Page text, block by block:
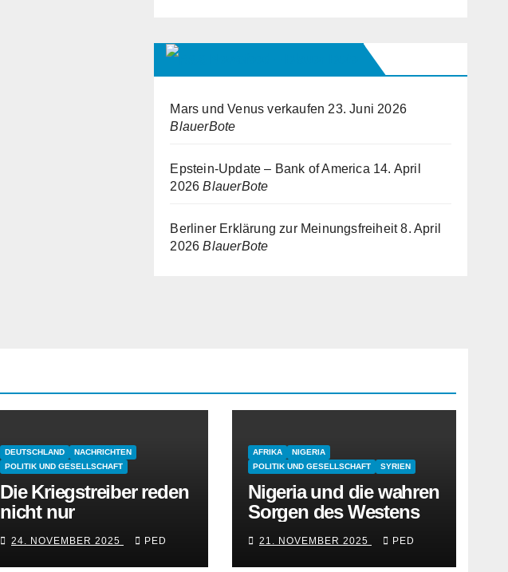
Mars und Venus verkaufen 23. Juni 2026
BlauerBote
Epstein-Update – Bank of America 14. April
2026 BlauerBote
Berliner Erklärung zur Meinungsfreiheit 8. April
2026 BlauerBote
DEUTSCHLAND
NACHRICHTEN
POLITIK UND GESELLSCHAFT
Die Kriegstreiber reden
nicht nur
24. NOVEMBER 2025 PED
AFRIKA
NIGERIA
POLITIK UND GESELLSCHAFT
SYRIEN
Nigeria und die wahren
Sorgen des Westens
21. NOVEMBER 2025 PED